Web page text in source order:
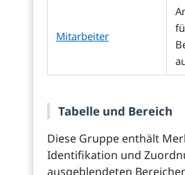
Mitarbeiter
Tabelle und Bereich
Diese Gruppe enthält
Identifikation und
ausgeblendeten